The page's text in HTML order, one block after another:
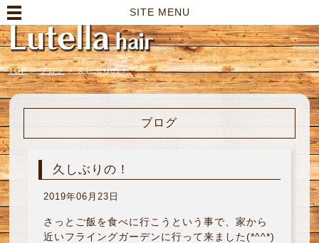
SITE MENU
TOP > ブログ > 久しぶりの！
ブログ
久しぶりの！
2019年06月23日
さっとご飯を食べに行こうという事で、家から
近いフライングガーデンに行って来ました(*^^*)